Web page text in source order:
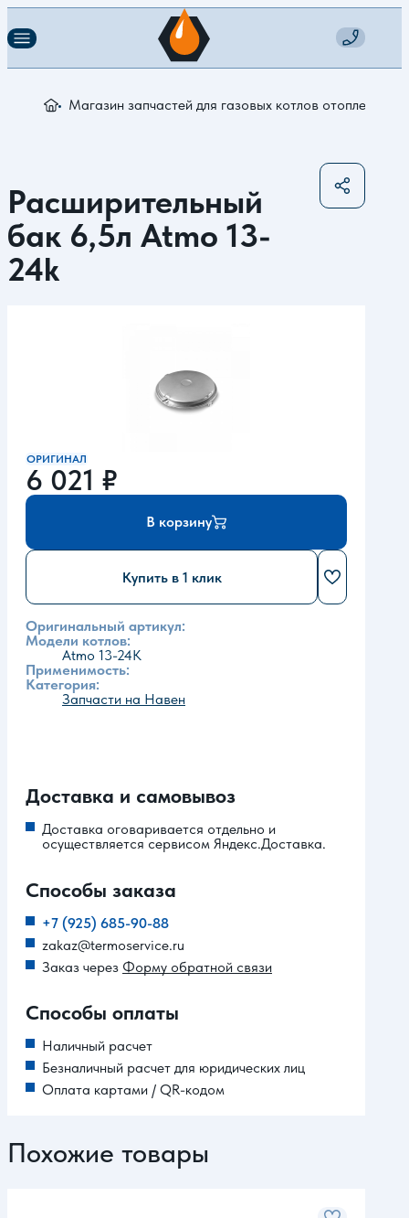
Магазин запчастей для газовых котлов отопления
Расширительный
бак 6,5л Atmo 13-
24k
ОРИГИНАЛ
6 021 ₽
В корзину
Купить в 1 клик
Оригинальный артикул:
Модели котлов:
Atmo 13-24К
Применимость:
Категория:
Запчасти на Навен
Доставка и самовывоз
Доставка оговаривается отдельно и
осуществляется сервисом Яндекс.Доставка.
Способы заказа
+7 (925) 685-90-88
zakaz@termoservice.ru
Заказ через Форму обратной связи
Способы оплаты
Наличный расчет
Безналичный расчет для юридических лиц
Оплата картами / QR-кодом
Похожие товары